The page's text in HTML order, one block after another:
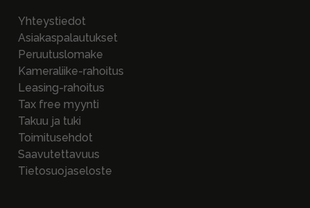
Yhteystiedot
Asiakaspalautukset
Peruutuslomake
Kameraliike-rahoitus
Leasing-rahoitus
Tax free myynti
Takuu ja tuki
Toimitusehdot
Saavutettavuus
Tietosuojaseloste